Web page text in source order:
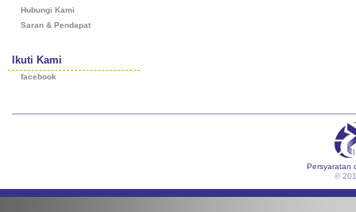
Hubungi Kami
Saran & Pendapat
Ikuti Kami
facebook
Persyaratan
©